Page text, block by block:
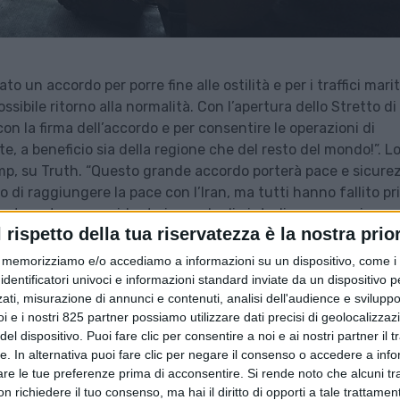
rispetto della tua riservatezza è la nostra
memorizziamo e/o accediamo a informazioni su un dispositivo, come
univoci e informazioni standard inviate da un dispositivo
misurazione di annunci e contenuti, analisi dell'audience e
e i nostri 825 partner possiamo utilizzare dati precisi di
dispositivo. Puoi fare clic per consentire a noi e ai nostri partner il
In alternativa puoi fare clic per negare il consenso o accedere a
le tue preferenze prima di acconsentire. Si rende noto che alcuni
richiedere il tuo consenso, ma hai il diritto di opporti a tale
un accordo per porre fine alle ostilità e per i traffici
ritorno alla normalità. Con l’apertura dello Stretto di
la firma dell’accordo e per consentire le operazioni di
a beneficio sia della regione che del resto del mondo!”.
su Truth. “Questo grande accordo porterà pace e
di raggiungere la pace con l’Iran, ma tutti hanno fallito
trovato un presidente in grado di aiutarli a conseguire
umiliato gli Stati Uniti e Israele durante la guerra contro
d’intesa tra Teheran e Washington. L’Iran “ha
nemici americani e sionisti. Il nemico non ha altra
lo Stato maggiore iraniano in un comunicato